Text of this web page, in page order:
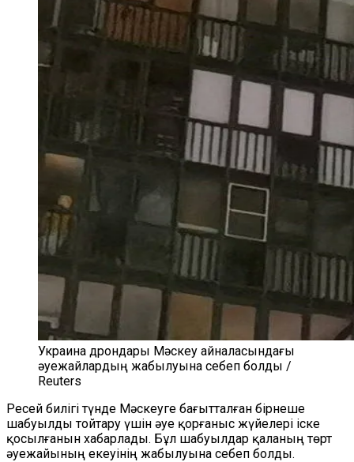
Украина дрондары Мәскеу айналасындағы
әуежайлардың жабылуына себеп болды /
Reuters
Ресей билігі түнде Мәскеуге бағытталған бірнеше
шабуылды тойтару үшін әуе қорғаныс жүйелері іске
қосылғанын хабарлады. Бұл шабуылдар қаланың төрт
әуежайының екеуінің жабылуына себеп болды.